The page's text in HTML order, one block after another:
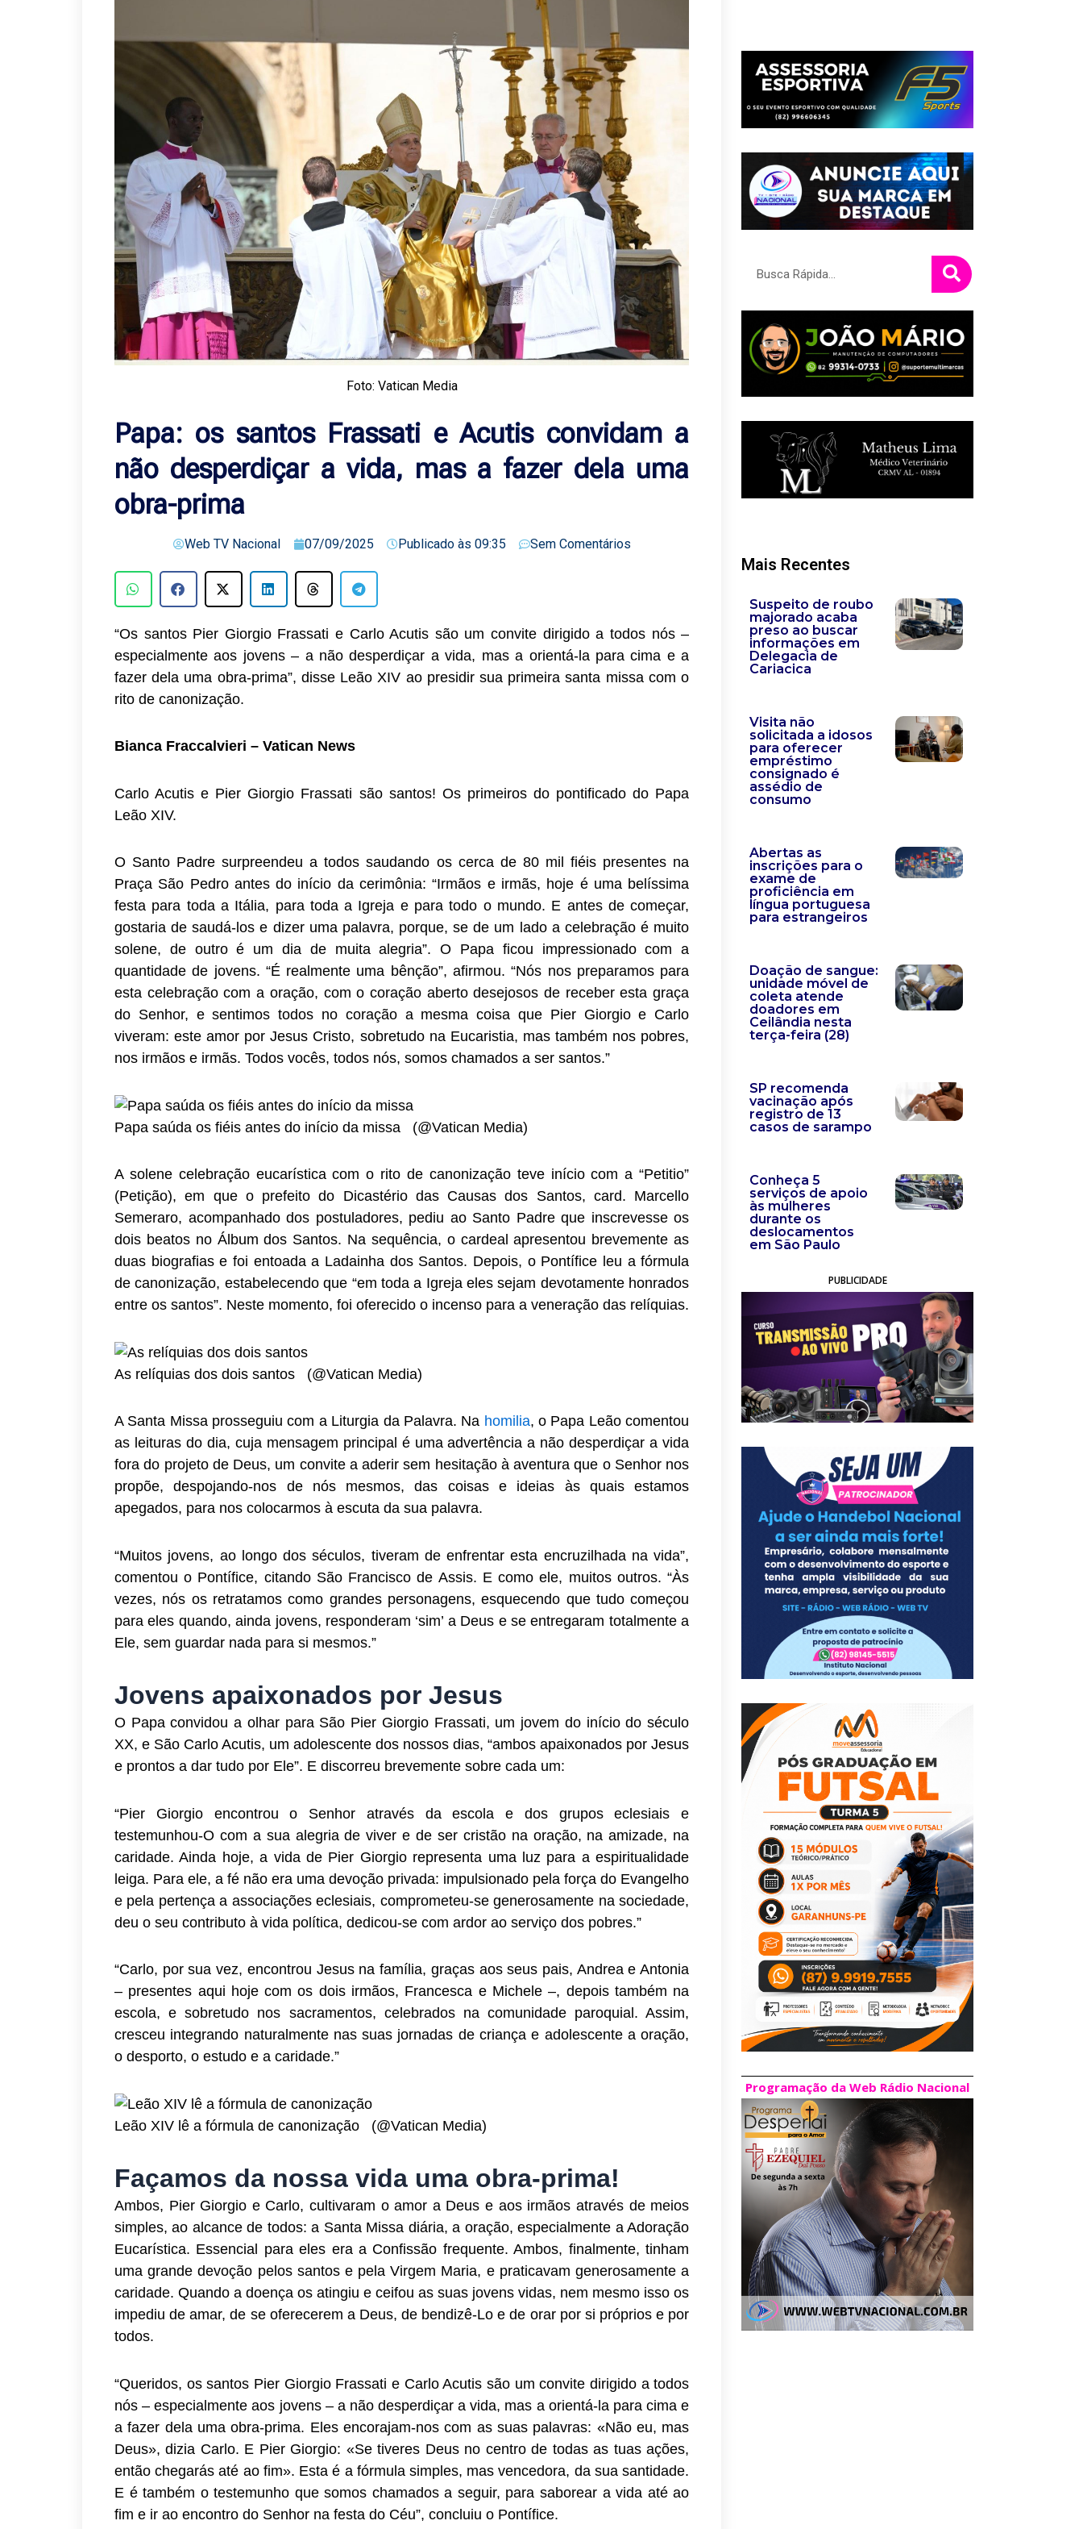
Foto: Vatican Media
Papa: os santos Frassati e Acutis convidam a
não desperdiçar a vida, mas a fazer dela uma
obra-prima
Web TV Nacional 07/09/2025 Publicado às 09:35 Sem Comentários
“Os santos Pier Giorgio Frassati e Carlo Acutis são um convite dirigido a todos nós –
especialmente aos jovens – a não desperdiçar a vida, mas a orientá-la para cima e a
fazer dela uma obra-prima”, disse Leão XIV ao presidir sua primeira santa missa com o
rito de canonização.
Bianca Fraccalvieri – Vatican News
Carlo Acutis e Pier Giorgio Frassati são santos! Os primeiros do pontificado do Papa
Leão XIV.
O Santo Padre surpreendeu a todos saudando os cerca de 80 mil fiéis presentes na
Praça São Pedro antes do início da cerimônia: “Irmãos e irmãs, hoje é uma belíssima
festa para toda a Itália, para toda a Igreja e para todo o mundo. E antes de começar,
gostaria de saudá-los e dizer uma palavra, porque, se de um lado a celebração é muito
solene, de outro é um dia de muita alegria”. O Papa ficou impressionado com a
quantidade de jovens. “É realmente uma bênção”, afirmou. “Nós nos preparamos para
esta celebração com a oração, com o coração aberto desejosos de receber esta graça
do Senhor, e sentimos todos no coração a mesma coisa que Pier Giorgio e Carlo
viveram: este amor por Jesus Cristo, sobretudo na Eucaristia, mas também nos pobres,
nos irmãos e irmãs. Todos vocês, todos nós, somos chamados a ser santos.”
Papa saúda os fiéis antes do início da missa (@Vatican Media)
A solene celebração eucarística com o rito de canonização teve início com a “Petitio”
(Petição), em que o prefeito do Dicastério das Causas dos Santos, card. Marcello
Semeraro, acompanhado dos postuladores, pediu ao Santo Padre que inscrevesse os
dois beatos no Álbum dos Santos. Na sequência, o cardeal apresentou brevemente as
duas biografias e foi entoada a Ladainha dos Santos. Depois, o Pontífice leu a fórmula
de canonização, estabelecendo que “em toda a Igreja eles sejam devotamente honrados
entre os santos”. Neste momento, foi oferecido o incenso para a veneração das relíquias.
As relíquias dos dois santos (@Vatican Media)
A Santa Missa prosseguiu com a Liturgia da Palavra. Na homilia, o Papa Leão comentou
as leituras do dia, cuja mensagem principal é uma advertência a não desperdiçar a vida
fora do projeto de Deus, um convite a aderir sem hesitação à aventura que o Senhor nos
propõe, despojando-nos de nós mesmos, das coisas e ideias às quais estamos
apegados, para nos colocarmos à escuta da sua palavra.
“Muitos jovens, ao longo dos séculos, tiveram de enfrentar esta encruzilhada na vida”,
comentou o Pontífice, citando São Francisco de Assis. E como ele, muitos outros. “Às
vezes, nós os retratamos como grandes personagens, esquecendo que tudo começou
para eles quando, ainda jovens, responderam ‘sim’ a Deus e se entregaram totalmente a
Ele, sem guardar nada para si mesmos.”
Jovens apaixonados por Jesus
O Papa convidou a olhar para São Pier Giorgio Frassati, um jovem do início do século
XX, e São Carlo Acutis, um adolescente dos nossos dias, “ambos apaixonados por Jesus
e prontos a dar tudo por Ele”. E discorreu brevemente sobre cada um:
“Pier Giorgio encontrou o Senhor através da escola e dos grupos eclesiais e
testemunhou-O com a sua alegria de viver e de ser cristão na oração, na amizade, na
caridade. Ainda hoje, a vida de Pier Giorgio representa uma luz para a espiritualidade
leiga. Para ele, a fé não era uma devoção privada: impulsionado pela força do Evangelho
e pela pertença a associações eclesiais, comprometeu-se generosamente na sociedade,
deu o seu contributo à vida política, dedicou-se com ardor ao serviço dos pobres.”
“Carlo, por sua vez, encontrou Jesus na família, graças aos seus pais, Andrea e Antonia
– presentes aqui hoje com os dois irmãos, Francesca e Michele –, depois também na
escola, e sobretudo nos sacramentos, celebrados na comunidade paroquial. Assim,
cresceu integrando naturalmente nas suas jornadas de criança e adolescente a oração,
o desporto, o estudo e a caridade.”
Leão XIV lê a fórmula de canonização (@Vatican Media)
Façamos da nossa vida uma obra-prima!
Ambos, Pier Giorgio e Carlo, cultivaram o amor a Deus e aos irmãos através de meios
simples, ao alcance de todos: a Santa Missa diária, a oração, especialmente a Adoração
Eucarística. Essencial para eles era a Confissão frequente. Ambos, finalmente, tinham
uma grande devoção pelos santos e pela Virgem Maria, e praticavam generosamente a
caridade. Quando a doença os atingiu e ceifou as suas jovens vidas, nem mesmo isso os
impediu de amar, de se oferecerem a Deus, de bendizê-Lo e de orar por si próprios e por
todos.
“Queridos, os santos Pier Giorgio Frassati e Carlo Acutis são um convite dirigido a todos
nós – especialmente aos jovens – a não desperdiçar a vida, mas a orientá-la para cima e
a fazer dela uma obra-prima. Eles encorajam-nos com as suas palavras: «Não eu, mas
Deus», dizia Carlo. E Pier Giorgio: «Se tiveres Deus no centro de todas as tuas ações,
então chegarás até ao fim». Esta é a fórmula simples, mas vencedora, da sua santidade.
E é também o testemunho que somos chamados a seguir, para saborear a vida até ao
fim e ir ao encontro do Senhor na festa do Céu”, concluiu o Pontífice.
Mais Recentes
Suspeito de roubo
majorado acaba
preso ao buscar
informações em
Delegacia de
Cariacica
Visita não
solicitada a idosos
para oferecer
empréstimo
consignado é
assédio de
consumo
Abertas as
inscrições para o
exame de
proficiência em
língua portuguesa
para estrangeiros
Doação de sangue:
unidade móvel de
coleta atende
doadores em
Ceilândia nesta
terça-feira (28)
SP recomenda
vacinação após
registro de 13
casos de sarampo
Conheça 5
serviços de apoio
às mulheres
durante os
deslocamentos
em São Paulo
PUBLICIDADE
Programação da Web Rádio Nacional